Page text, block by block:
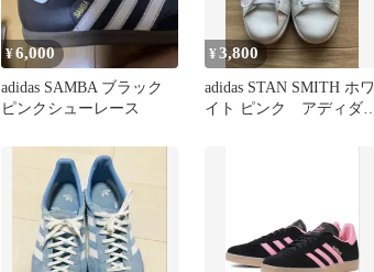
¥6,000
adidas SAMBA ブラック
ピンクシューレース
¥3,800
adidas STAN SMITH ホワ
イト ピンク アディダ